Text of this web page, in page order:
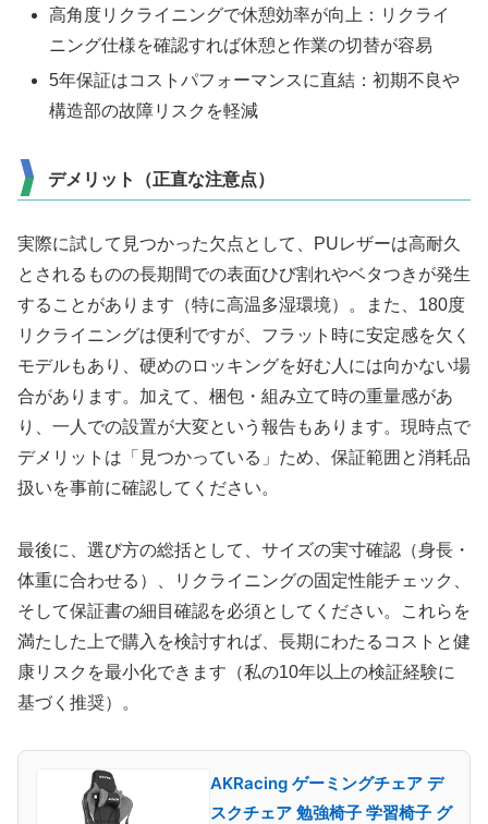
高角度リクライニングで休憩効率が向上：リクライ
ニング仕様を確認すれば休憩と作業の切替が容易
5年保証はコストパフォーマンスに直結：初期不良や
構造部の故障リスクを軽減
デメリット（正直な注意点）
実際に試して見つかった欠点として、PUレザーは高耐久
とされるものの長期間での表面ひび割れやベタつきが発生
することがあります（特に高温多湿環境）。また、180度
リクライニングは便利ですが、フラット時に安定感を欠く
モデルもあり、硬めのロッキングを好む人には向かない場
合があります。加えて、梱包・組み立て時の重量感があ
り、一人での設置が大変という報告もあります。現時点で
デメリットは「見つかっている」ため、保証範囲と消耗品
扱いを事前に確認してください。
最後に、選び方の総括として、サイズの実寸確認（身長・
体重に合わせる）、リクライニングの固定性能チェック、
そして保証書の細目確認を必須としてください。これらを
満たした上で購入を検討すれば、長期にわたるコストと健
康リスクを最小化できます（私の10年以上の検証経験に
基づく推奨）。
AKRacing ゲーミングチェア デ
スクチェア 勉強椅子 学習椅子 グ